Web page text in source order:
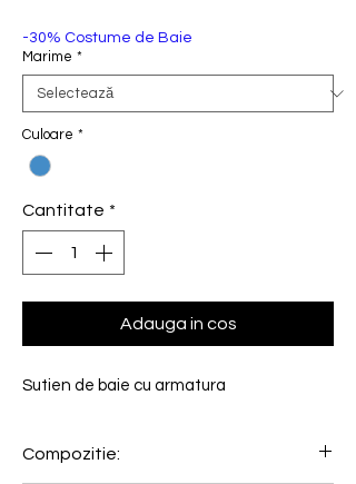
-30% Costume de Baie
Marime *
Culoare *
Cantitate *
Adauga in cos
Sutien de baie cu armatura
Compozitie: